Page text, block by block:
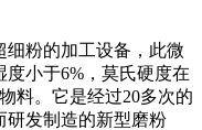
细粉的加工设备，此微
小于6%，莫氏硬度在
料。它是经过20多次的
研发制造的新型磨粉